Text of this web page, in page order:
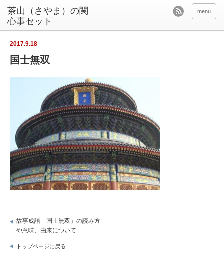
茶山（さやま）の関
心事セット
menu
2017.9.18
国士無双
故事成語「国士無双」の読み方
や意味、由来について
トップページに戻る